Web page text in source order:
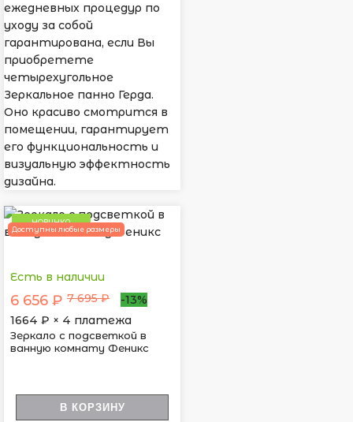
ежедневных процедур по
уходу за собой
гарантирована, если Вы
приобретете
четырехугольное
Зеркальное панно Герда.
Оно красиво смотрится в
помещении, гарантирует
его функциональность и
визуальную эффектность
дизайна.
НОВИНКА
Доступны любые размеры
Есть в наличии
6 656 ₽ 7 695 ₽
-13%
1664 ₽ × 4 платежа
Зеркало с подсветкой в
ванную комнату Феникс
В КОРЗИНУ